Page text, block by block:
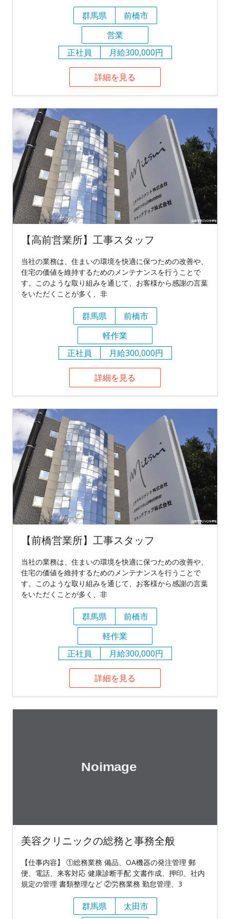
群馬県
前橋市
営業
正社員
月給300,000円
詳細を見る
【高前営業所】工事スタッフ
当社の業務は、住まいの環境を快適に保つための改善や、
住宅の価値を維持するためのメンテナンスを行うことで
す。このような取り組みを通じて、お客様から感謝の言葉
をいただくことが多く、非
群馬県
前橋市
軽作業
正社員
月給300,000円
詳細を見る
【前橋営業所】工事スタッフ
当社の業務は、住まいの環境を快適に保つための改善や、
住宅の価値を維持するためのメンテナンスを行うことで
す。このような取り組みを通じて、お客様から感謝の言葉
をいただくことが多く、非
群馬県
前橋市
軽作業
正社員
月給300,000円
詳細を見る
美容クリニックの総務と事務全般
【仕事内容】 ①総務業務 備品、OA機器の発注管理 郵
便、電話、来客対応 健康診断手配 文書作成、押印、社内
規定の管理 書類整理など ②労務業務 勤怠管理、3
群馬県
太田市